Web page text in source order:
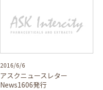
2016/6/6
アスクニュースレター
News1606発行